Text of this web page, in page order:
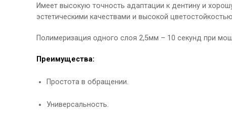
Имеет высокую точность адаптации к дентину и
эстетическими качествами и высокой
Полимеризация одного слоя 2,5мм – 10 секунд при
Преимущества:
Простота в обращении.
Универсальность.